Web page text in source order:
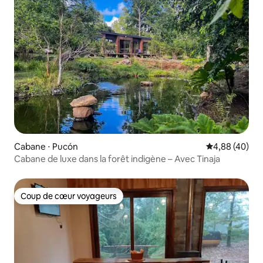
Cabane ⋅ Pucón Évaluation
4,88 (40)
Cabane de luxe dans la forêt indigène – Avec Tinaja
Coup de cœur voyageurs
Coup de cœur voyageurs